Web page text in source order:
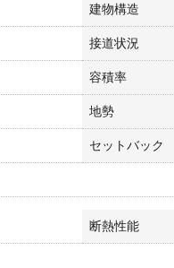
建物構造
接道状況
容積率
地勢
セットバック
断熱性能